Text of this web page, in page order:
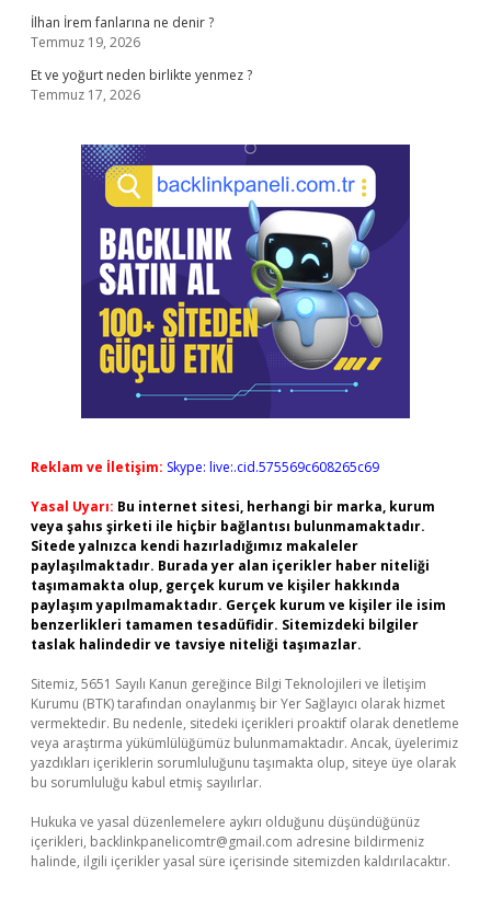
İlhan İrem fanlarına ne denir ?
Temmuz 19, 2026
Et ve yoğurt neden birlikte yenmez ?
Temmuz 17, 2026
Reklam ve İletişim: Skype: live:.cid.575569c608265c69
Yasal Uyarı: Bu internet sitesi, herhangi bir marka, kurum
veya şahıs şirketi ile hiçbir bağlantısı bulunmamaktadır.
Sitede yalnızca kendi hazırladığımız makaleler
paylaşılmaktadır. Burada yer alan içerikler haber niteliği
taşımamakta olup, gerçek kurum ve kişiler hakkında
paylaşım yapılmamaktadır. Gerçek kurum ve kişiler ile isim
benzerlikleri tamamen tesadüfidir. Sitemizdeki bilgiler
taslak halindedir ve tavsiye niteliği taşımazlar.
Sitemiz, 5651 Sayılı Kanun gereğince Bilgi Teknolojileri ve İletişim
Kurumu (BTK) tarafından onaylanmış bir Yer Sağlayıcı olarak hizmet
vermektedir. Bu nedenle, sitedeki içerikleri proaktif olarak denetleme
veya araştırma yükümlülüğümüz bulunmamaktadır. Ancak, üyelerimiz
yazdıkları içeriklerin sorumluluğunu taşımakta olup, siteye üye olarak
bu sorumluluğu kabul etmiş sayılırlar.
Hukuka ve yasal düzenlemelere aykırı olduğunu düşündüğünüz
içerikleri, backlinkpanelicomtr@gmail.com adresine bildirmeniz
halinde, ilgili içerikler yasal süre içerisinde sitemizden kaldırılacaktır.